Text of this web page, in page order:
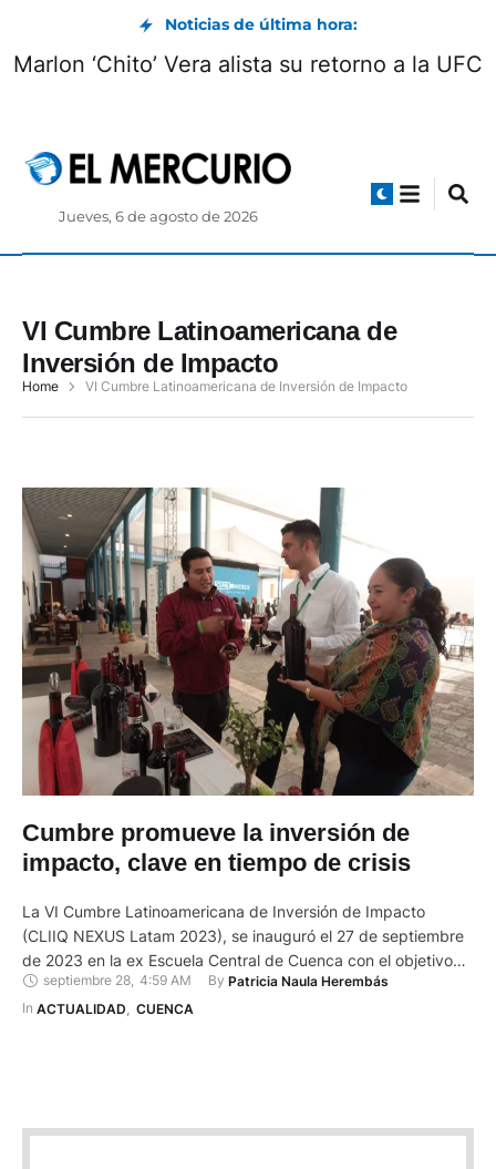
Noticias de última hora:
Marlon ‘Chito’ Vera alista su retorno a la UFC
Jueves, 6 de agosto de 2026
VI Cumbre Latinoamericana de
Inversión de Impacto
Home VI Cumbre Latinoamericana de Inversión de Impacto
Cumbre promueve la inversión de
impacto, clave en tiempo de crisis
La VI Cumbre Latinoamericana de Inversión de Impacto
(CLIIQ NEXUS Latam 2023), se inauguró el 27 de septiembre
de 2023 en la ex Escuela Central de Cuenca con el objetivo
de conectar a los actores clave de la inversión, el ecosistema
de emprendimiento y los emprendedores sociales. Wendy
septiembre 28, 4:59 AM By Patricia Naula Herembás
In ACTUALIDAD CUENCA